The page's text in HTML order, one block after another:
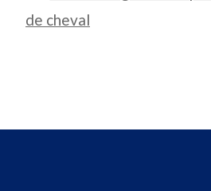
de cheval